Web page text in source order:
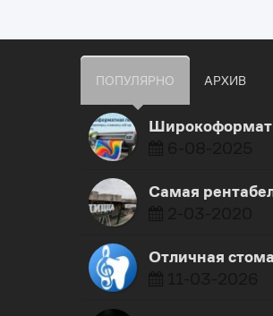
ПОПУЛЯРНО АРХИВ
Самая
Отличная